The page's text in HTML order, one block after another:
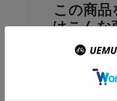
この商品
はこんな